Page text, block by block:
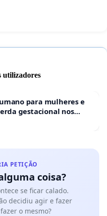
utilizadores
para mulheres e
gestacional nos
PETIÇÃO
coisa?
se ficar calado.
decidiu agir e fazer
o mesmo?